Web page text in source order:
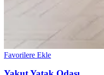
Favorilere Ekle